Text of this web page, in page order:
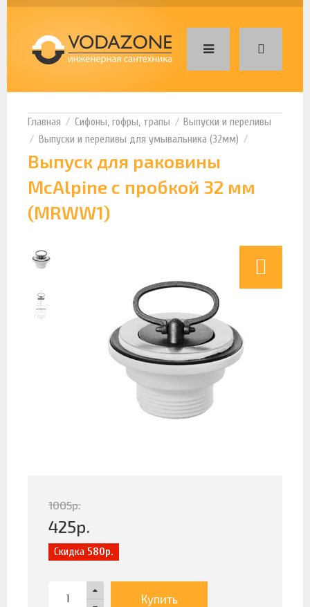
Сифоны, гофры, трапы
Выпуски и переливы
Выпуски и переливы для умывальника (32мм)
Выпуск для раковины
McAlpine с пробкой 32 мм
(MRWW1)
1005р.
425р.
Скидка 580р.
Купить